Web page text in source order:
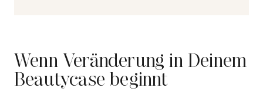
Wenn Veränderung in Deinem
Beautycase beginnt